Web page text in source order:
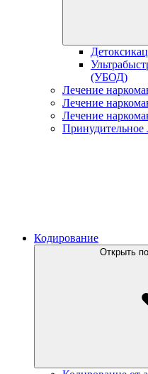
(УБОД)
Лечение
Лечение
Лечение
Принудительное
Кодирование
Открыть